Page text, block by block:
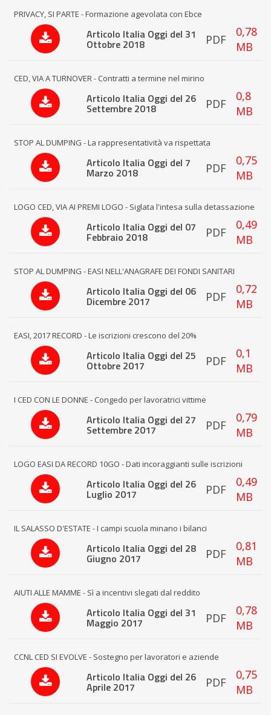
PRIVACY, SI PARTE - Formazione agevolata con Ebce
Articolo Italia Oggi del 31
Ottobre 2018 PDF
0,78
MB
CED, VIA A TURNOVER - Contratti a termine nel mirino
Articolo Italia Oggi del 26
Settembre 2018 PDF
0,8
MB
STOP AL DUMPING - La rappresentatività va rispettata
Articolo Italia Oggi del 7
Marzo 2018 PDF
0,75
MB
LOGO CED, VIA AI PREMI LOGO - Siglata l'intesa sulla detassazione
Articolo Italia Oggi del 07
Febbraio 2018 PDF
0,49
MB
STOP AL DUMPING - EASI NELL'ANAGRAFE DEI FONDI SANITARI
Articolo Italia Oggi del 06
Dicembre 2017 PDF
0,72
MB
EASI, 2017 RECORD - Le iscrizioni crescono del 20%
Articolo Italia Oggi del 25
Ottobre 2017 PDF
0,1
MB
I CED CON LE DONNE - Congedo per lavoratrici vittime
Articolo Italia Oggi del 27
Settembre 2017 PDF
0,79
MB
LOGO EASI DA RECORD 10GO - Dati incoraggianti sulle iscrizioni
Articolo Italia Oggi del 26
Luglio 2017 PDF
0,49
MB
IL SALASSO D'ESTATE - I campi scuola minano i bilanci
Articolo Italia Oggi del 28
Giugno 2017 PDF
0,81
MB
AIUTI ALLE MAMME - Sì a incentivi slegati dal reddito
Articolo Italia Oggi del 31
Maggio 2017 PDF
0,78
MB
CCNL CED SI EVOLVE - Sostegno per lavoratori e aziende
Articolo Italia Oggi del 26
Aprile 2017 PDF
0,75
MB